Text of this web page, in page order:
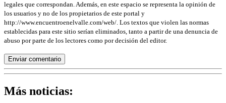
legales que correspondan. Además, en este espacio se representa la opinión de
los usuarios y no de los propietarios de este portal y
http://www.encuentroenelvalle.com/web/. Los textos que violen las normas
establecidas para este sitio serían eliminados, tanto a partir de una denuncia de
abuso por parte de los lectores como por decisión del editor.
Enviar comentario
Más noticias: